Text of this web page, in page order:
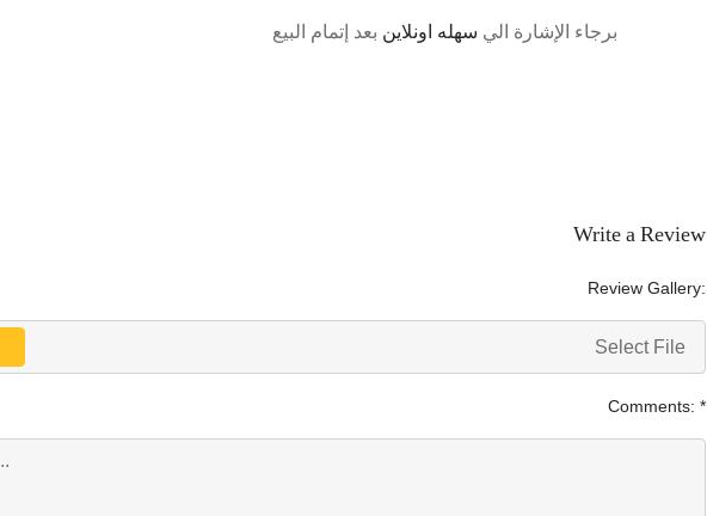
برجاء الإشارة الي سهله اونلاين بعد إتمام البيع
Write a Review
Review Gallery:
Select File
Comments: *